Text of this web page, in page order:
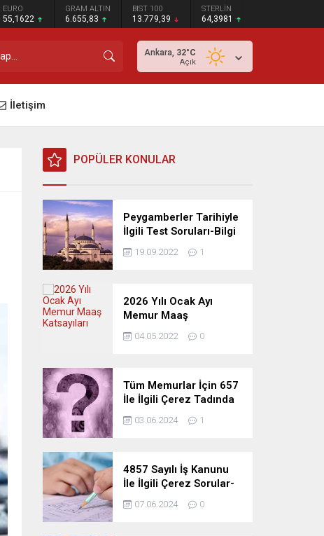
EURO
55,1622
GRAM ALTIN
6.655,83
BIST 100
13.779,39
STERLİN
64,3981
Ankara, 32°C
Açık
İletişim
POPÜLER KONULAR
Peygamberler Tarihiyle
İlgili Test Soruları-Bilgi
Yarışması
19.09.2022 1
2026 Yılı Ocak Ayı
Memur Maaş
Katsayıları
04.05.2022 0
Tüm Memurlar İçin 657
İle İlgili Çerez Tadında
Deneme Sınavı
03.06.2024 1
4857 Sayılı İş Kanunu
İle İlgili Çerez Sorular-
Deneme Sınavı
07.06.2024 0